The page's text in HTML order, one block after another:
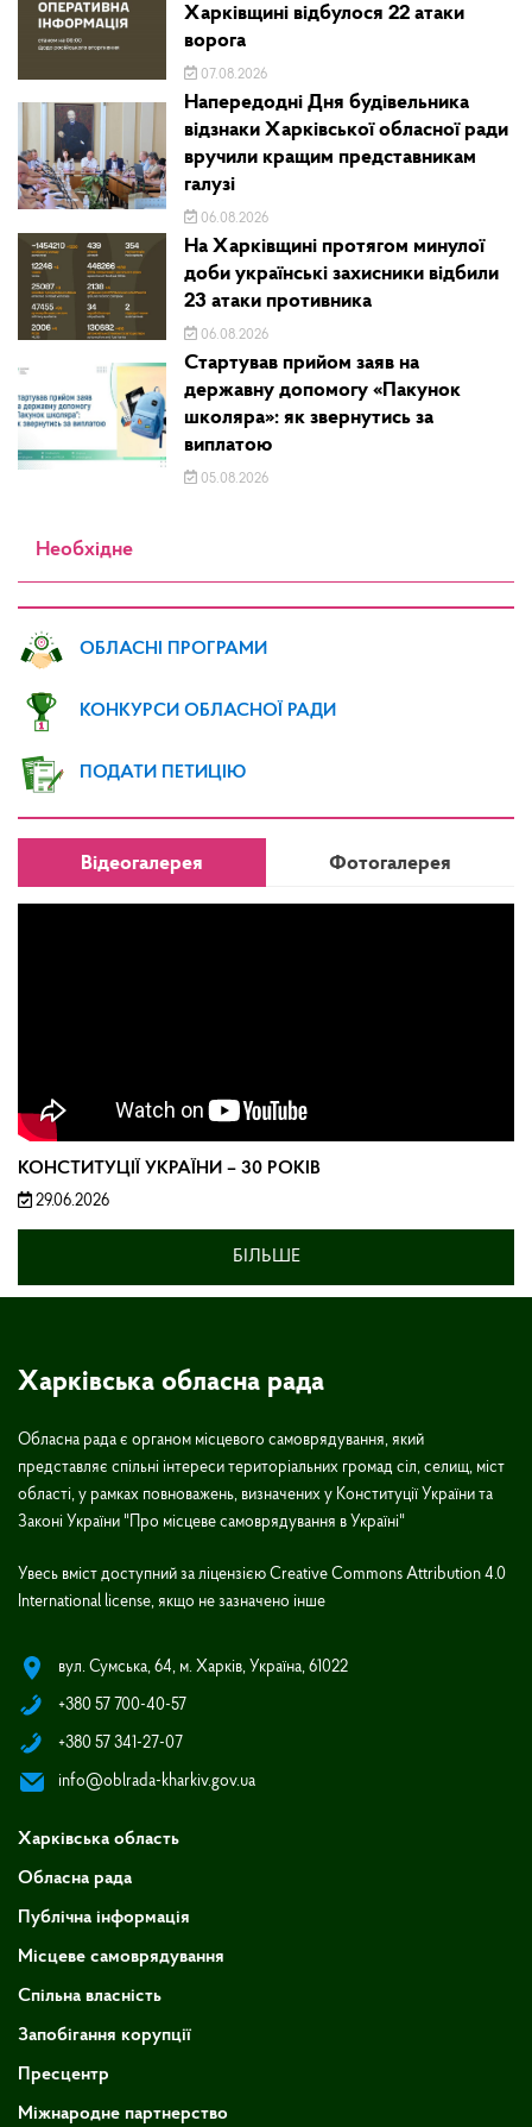
Харківщині відбулося 22 атаки
ворога
07.08.2026
Напередодні Дня будівельника
відзнаки Харківської обласної ради
вручили кращим представникам
галузі
06.08.2026
На Харківщині протягом минулої
доби українські захисники відбили
23 атаки противника
06.08.2026
Стартував прийом заяв на
державну допомогу «Пакунок
школяра»: як звернутись за
виплатою
05.08.2026
Необхідне
ОБЛАСНІ ПРОГРАМИ
КОНКУРСИ ОБЛАСНОЇ РАДИ
ПОДАТИ ПЕТИЦІЮ
Відеогалерея Фотогалерея
КОНСТИТУЦІЇ УКРАЇНИ – 30 РОКІВ
29.06.2026
БІЛЬШЕ
Харківська обласна рада
Обласна рада є органом місцевого самоврядування, який
представляє спільні інтереси територіальних громад сіл, селищ, міст
області, у рамках повноважень, визначених у Конституції України та
Законі України "Про місцеве самоврядування в Україні"
Увесь вміст доступний за ліцензією Creative Commons Attribution 4.0
International license, якщо не зазначено інше
вул. Сумська, 64, м. Харків, Україна, 61022
+380 57 700-40-57
+380 57 341-27-07
info@oblrada-kharkiv.gov.ua
Харківська область
Обласна рада
Публічна інформація
Місцеве самоврядування
Спільна власність
Запобігання корупції
Пресцентр
Міжнародне партнерство